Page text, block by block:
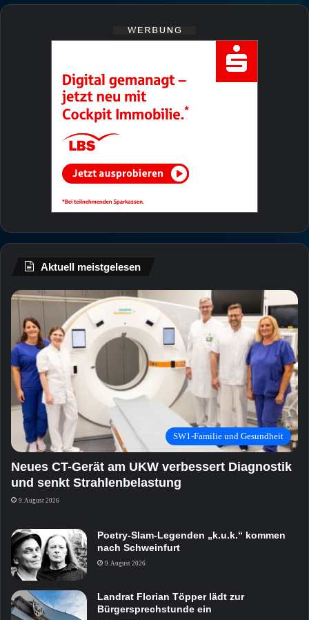
Aktuell meistgelesen
SW1-Familie und Gesundheit
Neues CT-Gerät am UKW verbessert Diagnostik
und senkt Strahlenbelastung
9. August 2026
Poetry-Slam-Legenden „k.u.k.“ kommen
nach Schweinfurt
9. August 2026
Landrat Florian Töpper lädt zur
Bürgersprechstunde ein